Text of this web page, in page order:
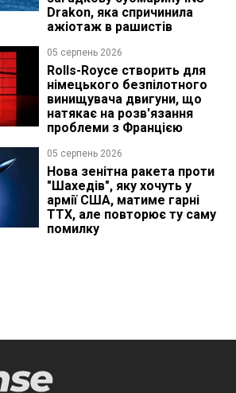
Drakon, яка спричинила
ажіотаж в рашистів
05 серпень 2026
Rolls-Royce створить для
німецького безпілотного
винищувача двигуни, що
натякає на розв'язання
проблеми з Францією
05 серпень 2026
Нова зенітна ракета проти
"Шахедів", яку хочуть у
армії США, матиме гарні
ТТХ, але повторює ту саму
помилку